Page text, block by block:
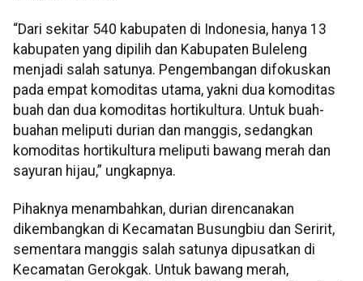
“Dari sekitar 540 kabupaten di Indonesia, hanya 13
kabupaten yang dipilih dan Kabupaten Buleleng
menjadi salah satunya. Pengembangan difokuskan
pada empat komoditas utama, yakni dua komoditas
buah dan dua komoditas hortikultura. Untuk buah-
buahan meliputi durian dan manggis, sedangkan
komoditas hortikultura meliputi bawang merah dan
sayuran hijau,” ungkapnya.
Pihaknya menambahkan, durian direncanakan
dikembangkan di Kecamatan Busungbiu dan Seririt,
sementara manggis salah satunya dipusatkan di
Kecamatan Gerokgak. Untuk bawang merah,